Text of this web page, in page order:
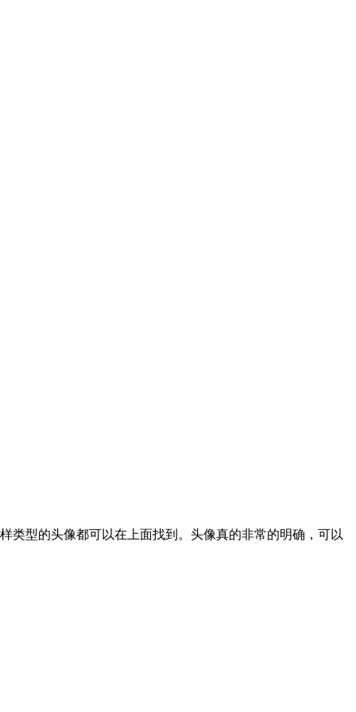
类型的头像都可以在上面找到。头像真的非常的明确，可以